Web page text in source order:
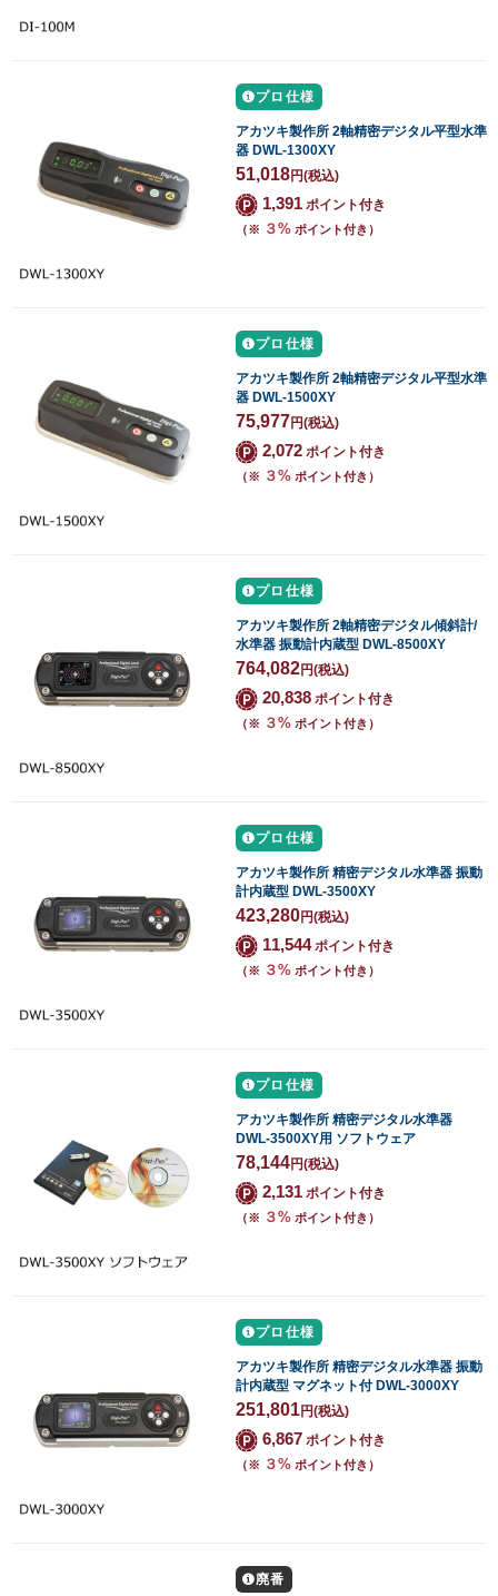
プロ仕様
アカツキ製作所 2軸精密デジタル平型水準
器 DWL-1300XY
51,018円(税込)
1,391 ポイント付き
（※ ３% ポイント付き）
プロ仕様
アカツキ製作所 2軸精密デジタル平型水準
器 DWL-1500XY
75,977円(税込)
2,072 ポイント付き
（※ ３% ポイント付き）
プロ仕様
アカツキ製作所 2軸精密デジタル傾斜計/
水準器 振動計内蔵型 DWL-8500XY
764,082円(税込)
20,838 ポイント付き
（※ ３% ポイント付き）
プロ仕様
アカツキ製作所 精密デジタル水準器 振動
計内蔵型 DWL-3500XY
423,280円(税込)
11,544ポイント付き
（※ ３% ポイント付き）
プロ仕様
アカツキ製作所 精密デジタル水準器
DWL-3500XY用 ソフトウェア
78,144円(税込)
2,131 ポイント付き
（※ ３% ポイント付き）
プロ仕様
アカツキ製作所 精密デジタル水準器 振動
計内蔵型 マグネット付 DWL-3000XY
251,801円(税込)
6,867 ポイント付き
（※ ３% ポイント付き）
廃番